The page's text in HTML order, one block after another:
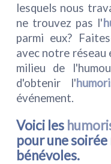
lesquels nous
ne trouvez pas l'
parmi eux?
avec notre réseau
milieu de
d'obtenir l'
événement.
Voici les
pour une
bénévoles.